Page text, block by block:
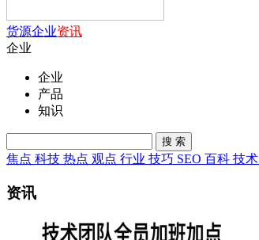
货源企业资讯
企业
企业
产品
知识
搜 索
焦点 科技 热点 观点 行业 技巧 SEO 百科 技术
资讯